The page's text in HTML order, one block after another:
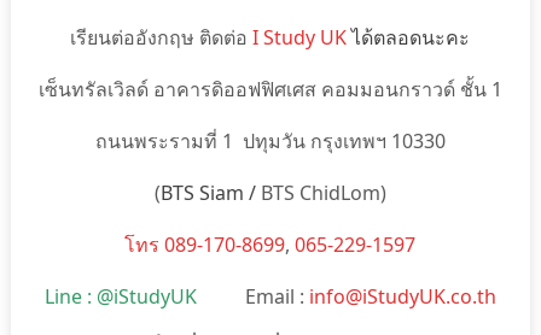
เรียนต่ออังกฤษ ติดต่อI Study UKได้ตลอดนะคะ
เซ็นทรัลเวิลด์ อาคารดิออฟฟิศเศส คอมมอนกราวด์ ชั้น 1
ถนนพระรามที่ 1 ปทุมวัน กรุงเทพฯ 10330
(BTS Siam / BTS ChidLom)
โทร 089-170-8699,065-229-1597
Line : @iStudyUKEmail : info@iStudyUK.co.th